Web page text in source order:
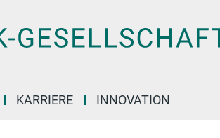
KARRIERE INNOVATION